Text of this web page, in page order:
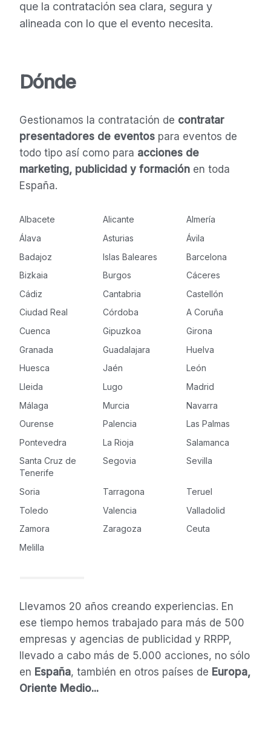
que la contratación sea clara, segura y
alineada con lo que el evento necesita.
Dónde
Gestionamos la contratación de contratar
presentadores de eventospara eventos de
todo tipo así como para acciones de
marketing, publicidad y formaciónen toda
España.
Albacete Alicante
Almería
Álava
Asturias
Ávila
Badajoz
Islas Baleares
Barcelona
Bizkaia
Burgos
Cáceres
Cádiz
Cantabria
Castellón
Ciudad Real
Córdoba
A Coruña
Cuenca
Gipuzkoa
Girona
Granada
Guadalajara
Huelva
Huesca
Jaén
León
Lleida
Lugo
Madrid
Málaga
Murcia
Navarra
Ourense
Palencia
Las Palmas
Pontevedra
La Rioja
Salamanca
Santa Cruz de
Tenerife
Segovia Sevilla
Soria Tarragona
Teruel
Toledo
Valencia
Valladolid
Zamora
Zaragoza
Ceuta
Melilla
Llevamos 20 años creando experiencias. En
ese tiempo hemos trabajado para más de 500
empresas y agencias de publicidad y RRPP,
llevado a cabo más de 5.000 acciones, no sólo
en España, también en otros países de Europa,
Oriente Medio...